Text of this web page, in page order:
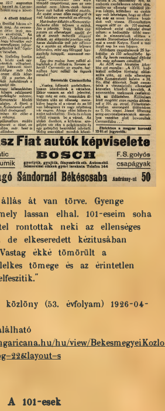
át van törve. Gyenge
lassan elhal. 101-eseim soha
rontottak neki az ellenséges
elkeseredett kézitusában
ékké tömörült a
tömege és az érintetlen
közlöny (53. évfolyam) 1926-04-
hu/view/
A 101-esek